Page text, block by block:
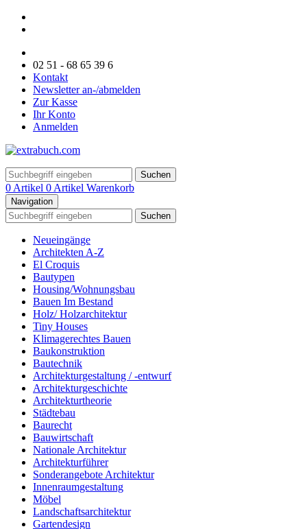
02 51 - 68 65 39 6
Kontakt
Newsletter an-/abmelden
Zur Kasse
Ihr Konto
Anmelden
Suchen
0 Artikel 0 Artikel Warenkorb
Navigation
Suchen
Neueingänge
Architekten A-Z
El Croquis
Bautypen
Housing/Wohnungsbau
Bauen Im Bestand
Holz/ Holzarchitektur
Tiny Houses
Klimagerechtes Bauen
Baukonstruktion
Bautechnik
Architekturgestaltung / -entwurf
Architekturgeschichte
Architekturtheorie
Städtebau
Baurecht
Bauwirtschaft
Nationale Architektur
Architekturführer
Sonderangebote Architektur
Innenraumgestaltung
Möbel
Landschaftsarchitektur
Gartendesign